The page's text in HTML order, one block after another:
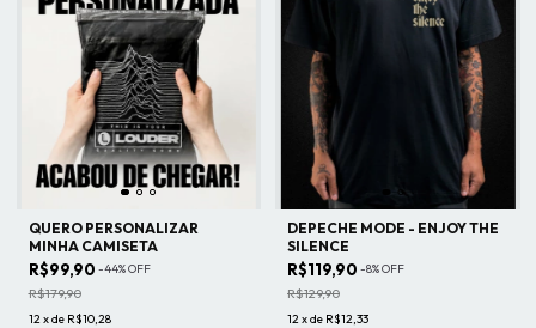
QUERO PERSONALIZAR
MINHA CAMISETA
R$99,90 -44%OFF
R$179,90
12xde R$10,28
DEPECHE MODE - ENJOY THE
SILENCE
R$119,90 -8%OFF
R$129,90
12xde R$12,33